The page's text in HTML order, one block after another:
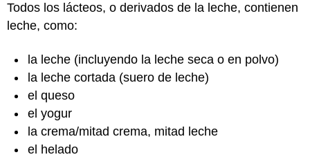
Todos los lácteos, o derivados de la leche, contienen
leche, como:
la leche (incluyendo la leche seca o en polvo)
la leche cortada (suero de leche)
el queso
el yogur
la crema/mitad crema, mitad leche
el helado